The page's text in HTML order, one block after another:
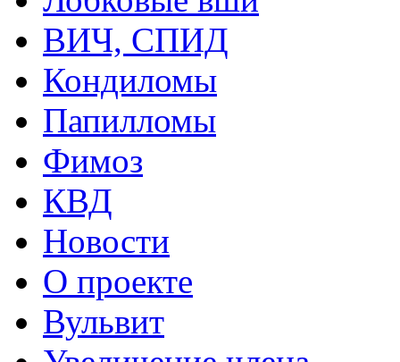
ВИЧ, СПИД
Кондиломы
Папилломы
Фимоз
КВД
Новости
О проекте
Вульвит